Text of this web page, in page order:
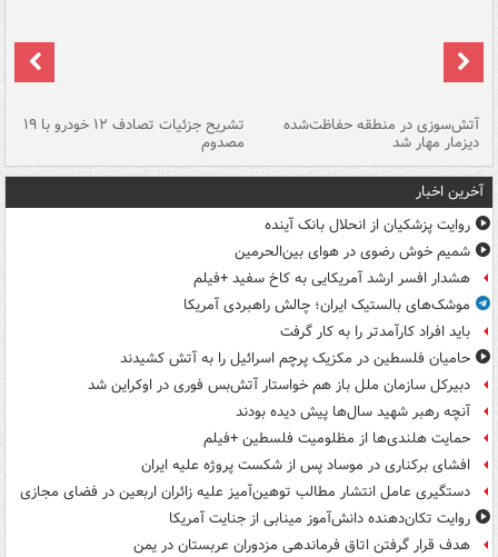
آتش‌سوزی در منطقه حفاظت‌شده
دیزمار مهار شد
تشریح جزئیات تصادف ۱۲ خودرو با ۱۹
مصدوم
آخرین اخبار
روایت پزشکیان از انحلال بانک آینده
شمیم خوش رضوی در هوای بین‌الحرمین
هشدار افسر ارشد آمریکایی به کاخ سفید +فیلم
موشک‌های بالستیک ایران؛ چالش راهبردی آمریکا
باید افراد کارآمدتر را به کار گرفت
حامیان فلسطین در مکزیک پرچم اسرائیل را به آتش کشیدند
دبیرکل سازمان ملل باز هم خواستار آتش‌بس فوری در اوکراین شد
آنچه رهبر شهید سال‌ها پیش دیده بودند
حمایت هلندی‌ها از مظلومیت فلسطین +فیلم
افشای برکناری در موساد پس از شکست پروژه علیه ایران
دستگیری عامل انتشار مطالب توهین‌آمیز علیه زائران اربعین در فضای مجازی
روایت تکان‌دهنده دانش‌آموز مینابی از جنایت آمریکا
هدف قرار گرفتن اتاق‌ فرماندهی مزدوران عربستان در یمن